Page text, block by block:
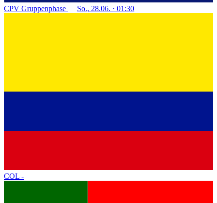
CPV Gruppenphase So., 28.06. · 01:30
COL -